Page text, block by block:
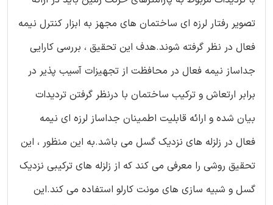
تصویر رفتار لرزه ای ساختمان های مجهز به ابزار کنترل نیمه
فعال در نظر گرفته شوند.هدف این تحقیق ، بررسی کارایی
جداساز نیمه فعال در محافظت از تجهیزات آسیب پذیر در
برابر ارتعاش و ترکیب ساختمان با درنظر گرفتن تردیدات
بیان شده و ارائه قابلیت اطمینان جداساز لرزه ای نیمه
فعال در زلزله های نزدیک گسل می باشد.به این منظور ، این
تحقیق روشی را معرفی می کند که از زلزله های ترکیبی نزدیک
گسل و شبیه سازی های مونت کارلو استفاده می کند.این